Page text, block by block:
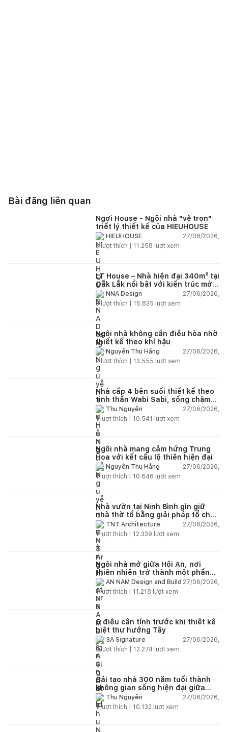
Bài đăng liên quan
Ngơi House - Ngôi nhà "vẽ trọn"
triết lý thiết kế của HIEUHOUSE
HIEUHOUSE
27/06/2026,
3lượt thích | 11.258 lượt xem
LT House – Nhà hiện đại 340m² tại
Đắk Lắk nổi bật với kiến trúc mở
và hệ sân vườn kết nối thiên
nhiên
NNA Design
27/06/2026,
3lượt thích | 15.835 lượt xem
Ngôi nhà không cần điều hòa nhờ
thiết kế theo khí hậu
Nguyễn Thu Hằng
27/06/2026,
2lượt thích | 13.555 lượt xem
Nhà cấp 4 bên suối thiết kế theo
tinh thần Wabi Sabi, sống chậm
giữa thiên nhiên
Thu Nguyễn
27/06/2026,
1lượt thích | 10.541 lượt xem
Ngôi nhà mang cảm hứng Trung
Hoa với kết cấu lộ thiên hiện đại
Nguyễn Thu Hằng
27/06/2026,
1lượt thích | 10.646 lượt xem
Nhà vườn tại Ninh Bình gìn giữ
nhà thờ tổ bằng giải pháp tổ chức
lại không gian
TNT Architecture
27/06/2026,
1lượt thích | 12.339 lượt xem
Ngôi nhà mở giữa Hội An, nơi
thiên nhiên trở thành một phần
của cuộc sống
AN NAM Design and Build 27/06/2026,
1lượt thích | 11.218 lượt xem
5 điều cần tính trước khi thiết kế
biệt thự hướng Tây
3A Signature
27/06/2026,
2lượt thích | 12.274 lượt xem
Cải tạo nhà 300 năm tuổi thành
không gian sống hiện đại giữa
thiên nhiên
Thu Nguyễn
27/06/2026,
1lượt thích | 10.132 lượt xem